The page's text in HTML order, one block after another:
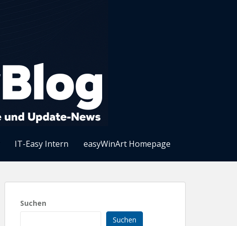
IT-Easy Intern easyWinArt Homepage
Suchen
Suchen